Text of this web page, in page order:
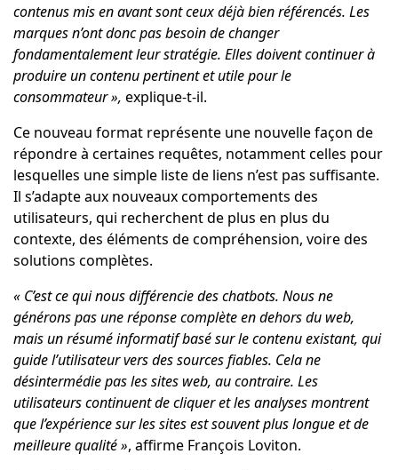
contenus mis en avant sont ceux déjà bien référencés. Les
marques n’ont donc pas besoin de changer
fondamentalement leur stratégie. Elles doivent continuer à
produire un contenu pertinent et utile pour le
consommateur », explique-t-il.
Ce nouveau format représente une nouvelle façon de
répondre à certaines requêtes, notamment celles pour
lesquelles une simple liste de liens n’est pas suffisante.
Il s’adapte aux nouveaux comportements des
utilisateurs, qui recherchent de plus en plus du
contexte, des éléments de compréhension, voire des
solutions complètes.
« C’est ce qui nous différencie des chatbots. Nous ne
générons pas une réponse complète en dehors du web,
mais un résumé informatif basé sur le contenu existant, qui
guide l’utilisateur vers des sources fiables. Cela ne
désintermédie pas les sites web, au contraire. Les
utilisateurs continuent de cliquer et les analyses montrent
que l’expérience sur les sites est souvent plus longue et de
meilleure qualité », affirme François Loviton.